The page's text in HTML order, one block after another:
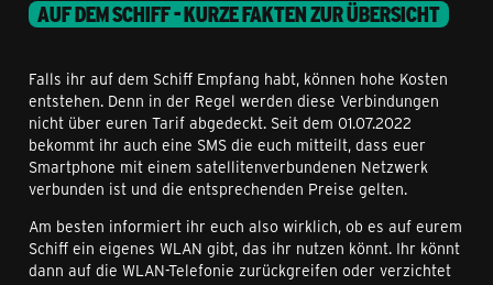
AUF DEM SCHIFF - KURZE FAKTEN ZUR ÜBERSICHT
Falls ihr auf dem Schiff Empfang habt, können hohe Kosten
entstehen. Denn in der Regel werden diese Verbindungen
nicht über euren Tarif abgedeckt. Seit dem 01.07.2022
bekommt ihr auch eine SMS die euch mitteilt, dass euer
Smartphone mit einem satellitenverbundenen Netzwerk
verbunden ist und die entsprechenden Preise gelten.
Am besten informiert ihr euch also wirklich, ob es auf eurem
Schiff ein eigenes WLAN gibt, das ihr nutzen könnt. Ihr könnt
dann auf die WLAN-Telefonie zurückgreifen oder verzichtet